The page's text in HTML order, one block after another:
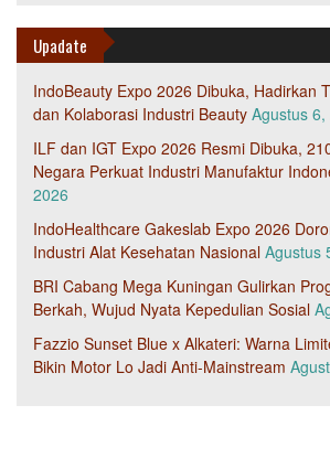
Upadate
IndoBeauty Expo 2026 Dibuka, Hadirkan
dan Kolaborasi Industri Beauty Agustus 6,
ILF dan IGT Expo 2026 Resmi Dibuka,
Negara Perkuat Industri Manufaktur
2026
IndoHealthcare Gakeslab Expo 2026
Industri Alat Kesehatan Nasional Agustus
BRI Cabang Mega Kuningan Gulirkan
Berkah, Wujud Nyata Kepedulian Sosial
Fazzio Sunset Blue x Alkateri: Warna
Bikin Motor Lo Jadi Anti-Mainstream